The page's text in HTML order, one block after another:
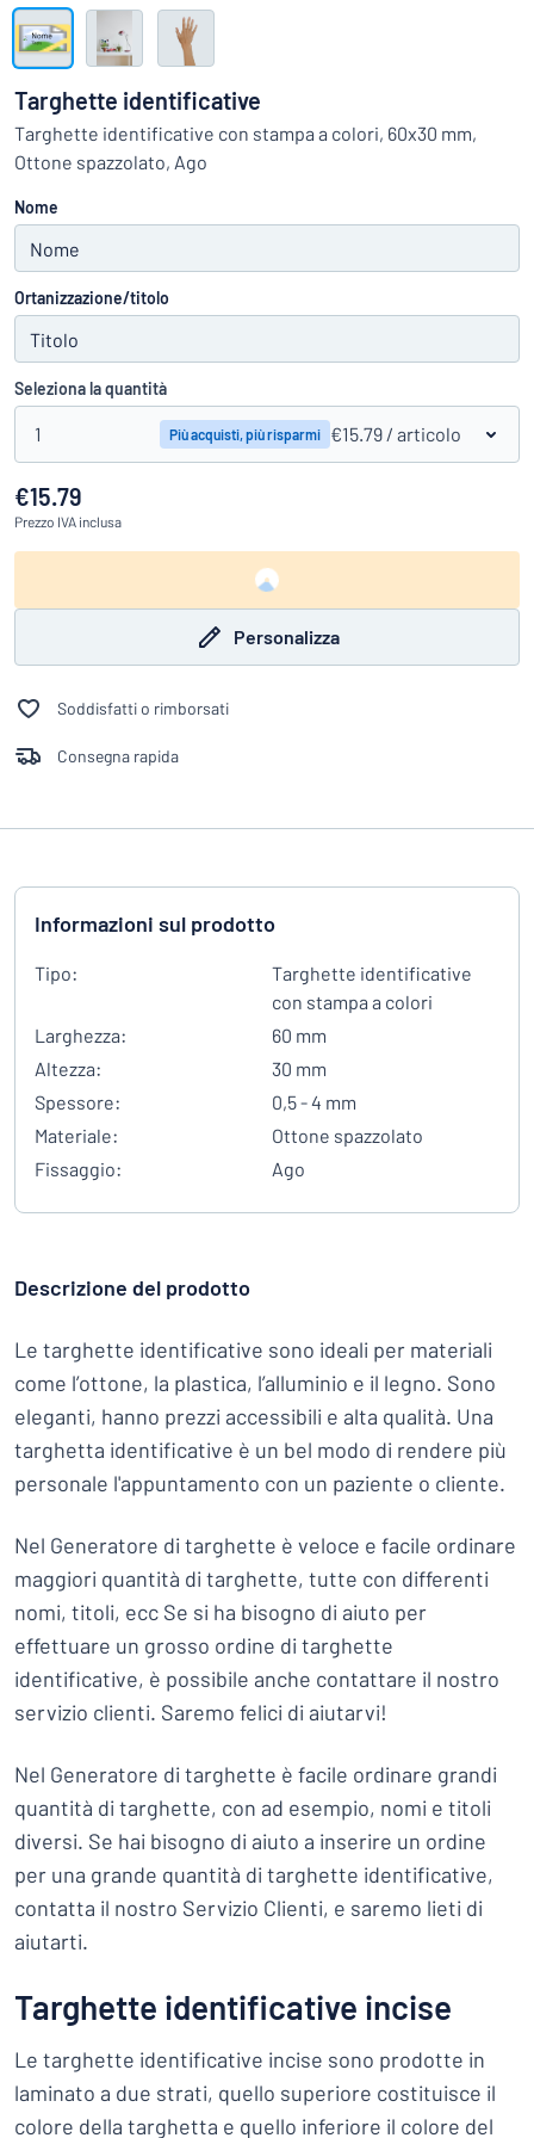
quello che stai cercando? Avvia la progettazione della
Visualizza tutte le categorie
Richiedi
preventivo
Login
Servizio
Privato
Targhette identificative
Targhette identificative con stampa a colori, 60x30 mm,
Ottone spazzolato, Ago
Nome
Ortanizzazione/titolo
Seleziona la quantità
1 Più acquisti, più risparmi €15.79 / articolo
€15.79
Prezzo IVA inclusa
Personalizza
Soddisfatti o rimborsati
Consegna rapida
Informazioni sul prodotto
Tipo:
Targhette identificative
con stampa a colori
Larghezza:
60 mm
Altezza:
30 mm
Spessore:
0,5 - 4 mm
Materiale:
Ottone spazzolato
Fissaggio:
Ago
Descrizione del prodotto
Le targhette identificative sono ideali per materiali
come l’ottone, la plastica, l’alluminio e il legno. Sono
eleganti, hanno prezzi accessibili e alta qualità. Una
targhetta identificative è un bel modo di rendere più
personale l'appuntamento con un paziente o cliente.
Nel Generatore di targhette è veloce e facile ordinare
maggiori quantità di targhette, tutte con differenti
nomi, titoli, ecc Se si ha bisogno di aiuto per
effettuare un grosso ordine di targhette
identificative, è possibile anche contattare il nostro
servizio clienti. Saremo felici di aiutarvi!
Nel Generatore di targhette è facile ordinare grandi
quantità di targhette, con ad esempio, nomi e titoli
diversi. Se hai bisogno di aiuto a inserire un ordine
per una grande quantità di targhette identificative,
contatta il nostro Servizio Clienti, e saremo lieti di
aiutarti.
Targhette identificative incise
Le targhette identificative incise sono prodotte in
laminato a due strati, quello superiore costituisce il
colore della targhetta e quello inferiore il colore del